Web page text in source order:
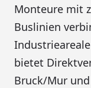
Monteure mit
Buslinien
bietet
Bruck/Mur und